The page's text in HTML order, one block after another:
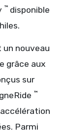
™ disponible
nouveau
grâce aux
sur
™
Parmi